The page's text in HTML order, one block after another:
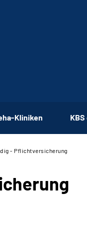
Kliniken
- Pflichtversicherung